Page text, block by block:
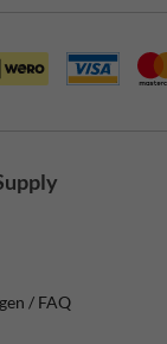
/ FAQ